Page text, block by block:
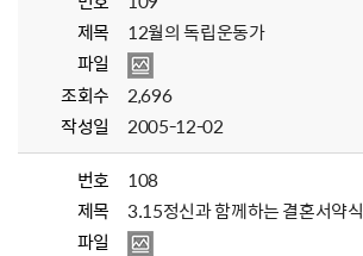
제목
12월의 독립운동가
파일
조회수
2,696
작성일
2005-12-02
번호
108
제목
3.15정신과 함께하는 결혼서약식
파일